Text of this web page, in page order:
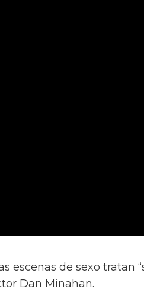
escenas de sexo tratan
Dan Minahan.